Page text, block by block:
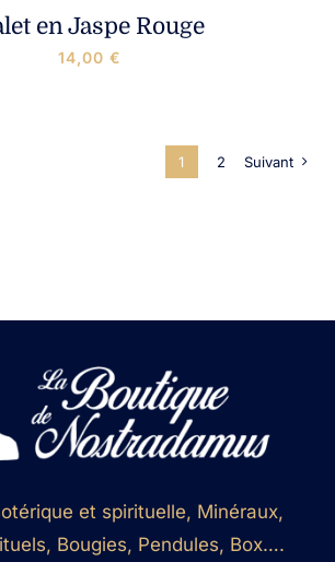
en Jaspe Rouge
14,00 €
1 2 Suivant
et spirituelle, Minéraux,
Bougies, Pendules, Box….